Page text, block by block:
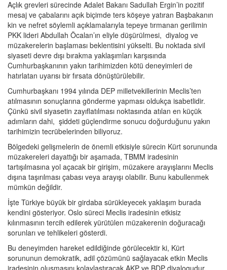
Açlık grevleri sürecinde Adalet Bakanı Sadullah Ergin’in pozitif
mesaj ve çabalarını açık biçimde ters köşeye yatıran Başbakanın
kin ve nefret söylemli açıklamalarıyla tepeye tırmanan gerilimin
PKK lideri Abdullah Öcalan’ın eliyle düşürülmesi, diyalog ve
müzakerelerin başlaması beklentisini yükselti. Bu noktada sivil
siyaseti devre dışı bırakma yaklaşımları karşısında
Cumhurbaşkanının yakın tarihimizden kötü deneyimleri de
hatırlatan uyarısı bir fırsata dönüştürülebilir.
Cumhurbaşkanı 1994 yılında DEP milletvekillerinin Meclis’ten
atılmasının sonuçlarına gönderme yapması oldukça isabetlidir.
Çünkü sivil siyasetin zayıflatılması noktasında atılan en küçük
adımların dahi, şiddeti güçlendirme sonucu doğurduğunu yakın
tarihimizin tecrübelerinden biliyoruz.
Bölgedeki gelişmelerin de önemli etkisiyle sürecin Kürt sorununda
müzakereleri dayattığı bir aşamada, TBMM iradesinin
tartışılmasına yol açacak bir girişim, müzakere arayışlarını Meclis
dışına taşırılması çabası veya arayışı olabilir. Bunu kabullenmek
mümkün değildir.
İşte Türkiye büyük bir girdaba sürükleyecek yaklaşım burada
kendini gösteriyor. Oslo süreci Meclis iradesinin etkisiz
kılınmasının tercih edilerek yürütülen müzakerenin doğuracağı
sorunları ve tehlikeleri gösterdi.
Bu deneyimden hareket edildiğinde görülecektir ki, Kürt
sorununun demokratik, adil çözümünü sağlayacak etkin Meclis